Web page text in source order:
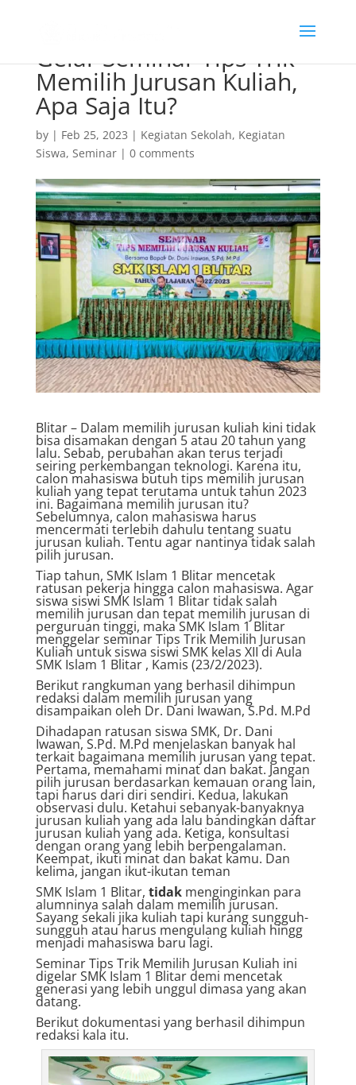
Gelar Seminar Tips Trik
Memilih Jurusan Kuliah,
Apa Saja Itu?
by | Feb 25, 2023 | Kegiatan Sekolah, Kegiatan
Siswa, Seminar| 0 comments
Blitar – Dalam memilih jurusan kuliah kini tidak
bisa disamakan dengan 5 atau 20 tahun yang
lalu. Sebab, perubahan akan terus terjadi
seiring perkembangan teknologi. Karena itu,
calon mahasiswa butuh tips memilih jurusan
kuliah yang tepat terutama untuk tahun 2023
ini. Bagaimana memilih jurusan itu?
Sebelumnya, calon mahasiswa harus
mencermati terlebih dahulu tentang suatu
jurusan kuliah. Tentu agar nantinya tidak salah
pilih jurusan.
Tiap tahun, SMK Islam 1 Blitar mencetak
ratusan pekerja hingga calon mahasiswa. Agar
siswa siswi SMK Islam 1 Blitar tidak salah
memilih jurusan dan tepat memilih jurusan di
perguruan tinggi, maka SMK Islam 1 Blitar
menggelar seminar Tips Trik Memilih Jurusan
Kuliah untuk siswa siswi SMK kelas XII di Aula
SMK Islam 1 Blitar , Kamis (23/2/2023).
Berikut rangkuman yang berhasil dihimpun
redaksi dalam memilih jurusan yang
disampaikan oleh Dr. Dani Iwawan, S.Pd. M.Pd
Dihadapan ratusan siswa SMK, Dr. Dani
Iwawan, S.Pd. M.Pd menjelaskan banyak hal
terkait bagaimana memilih jurusan yang tepat.
Pertama, memahami minat dan bakat. Jangan
pilih jurusan berdasarkan kemauan orang lain,
tapi harus dari diri sendiri. Kedua, lakukan
observasi dulu. Ketahui sebanyak-banyaknya
jurusan kuliah yang ada lalu bandingkan daftar
jurusan kuliah yang ada. Ketiga, konsultasi
dengan orang yang lebih berpengalaman.
Keempat, ikuti minat dan bakat kamu. Dan
kelima, jangan ikut-ikutan teman
SMK Islam 1 Blitar, tidakmenginginkan para
alumninya salah dalam memilih jurusan.
Sayang sekali jika kuliah tapi kurang sungguh-
sungguh atau harus mengulang kuliah hingg
menjadi mahasiswa baru lagi.
Seminar Tips Trik Memilih Jurusan Kuliah ini
digelar SMK Islam 1 Blitar demi mencetak
generasi yang lebih unggul dimasa yang akan
datang.
Berikut dokumentasi yang berhasil dihimpun
redaksi kala itu.